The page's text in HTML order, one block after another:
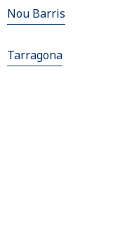
Nou Barris
Tarragona